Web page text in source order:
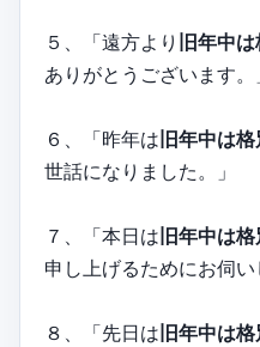
５、「遠方より 旧年中
ありがとうございます。
６、「昨年は旧年中は
世話になりました。」
７、「本日は旧年中は
申し上げるためにお伺い
８、「先日は旧年中は